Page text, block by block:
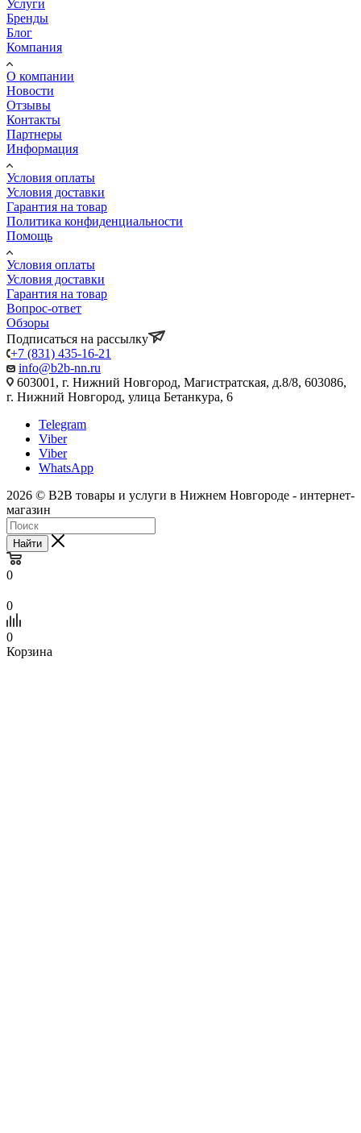
Услуги
Бренды
Блог
Компания
О компании
Новости
Отзывы
Контакты
Партнеры
Информация
Условия оплаты
Условия доставки
Гарантия на товар
Политика конфиденциальности
Помощь
Условия оплаты
Условия доставки
Гарантия на товар
Вопрос-ответ
Обзоры
Подписаться на рассылку
+7 (831) 435-16-21
info@b2b-nn.ru
603001, г. Нижний Новгород, Магистратская, д.8/8, 603086,
г. Нижний Новгород, улица Бетанкура, 6
Telegram
Viber
Viber
WhatsApp
2026 © B2B товары и услуги в Нижнем Новгороде - интернет-
магазин
Найти
0
0
0
Корзина